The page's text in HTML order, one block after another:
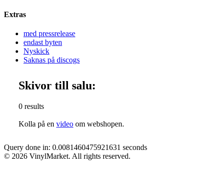
Extras
med pressrelease
endast byten
Nyskick
Saknas på discogs
Skivor till salu:
0 results
Kolla på en video om webshopen.
Query done in: 0.0081460475921631 seconds
© 2026 VinylMarket. All rights reserved.